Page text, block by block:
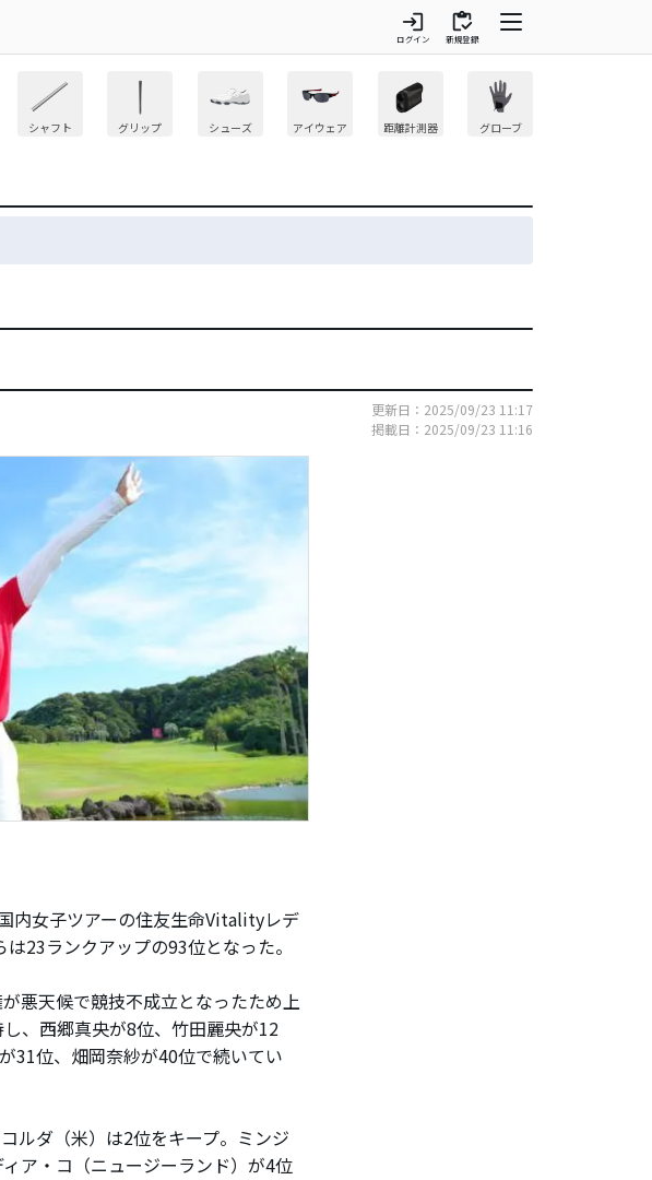
login
ログイン
inventory
新規登録
シャフト グリップ シューズ アイウェア 距離計測器 グローブ
更新日：2025/09/23 11:17
掲載日：2025/09/23 11:16
内女子ツアーの住友生命Vitalityレデ
23ランクアップの93位となった。
悪天候で競技不成立となったため上
、西郷真央が8位、竹田麗央が12
31位、畑岡奈紗が40位で続いてい
ルダ（米）は2位をキープ。ミンジ
ア・コ（ニュージーランド）が4位